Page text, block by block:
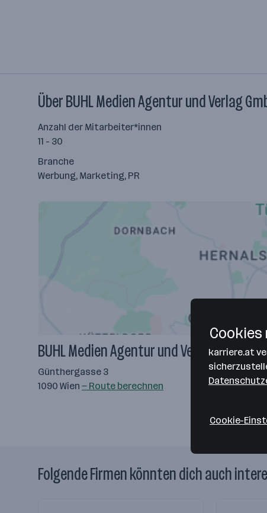
Über BUHL Medien Agentur und Verlag
Anzahl der Mitarbeiter*innen
11 - 30
Branche
Werbung, Marketing, PR
BUHL Medien Agentur und Verlag GmbH
Günthergasse 3
1090 Wien — Route berechnen
Folgende Firmen könnten dich auch
Cookies
karriere.at
Cookie-